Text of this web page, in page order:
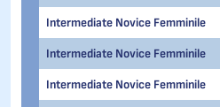
Intermediate Novice Femminile
Intermediate Novice Femminile
Intermediate Novice Femminile